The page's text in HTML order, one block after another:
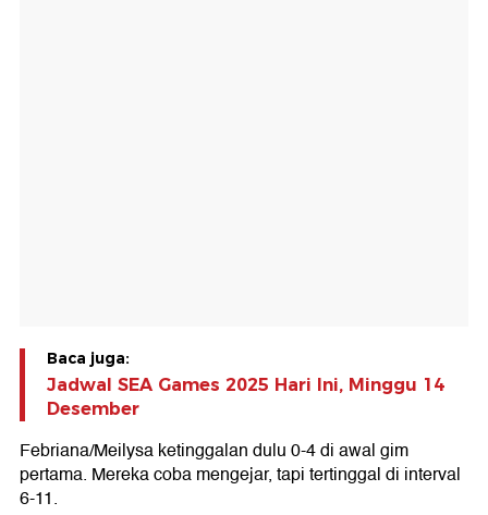
Baca juga:
Jadwal SEA Games 2025 Hari Ini, Minggu 14
Desember
Febriana/Meilysa ketinggalan dulu 0-4 di awal gim
pertama. Mereka coba mengejar, tapi tertinggal di interval
6-11.